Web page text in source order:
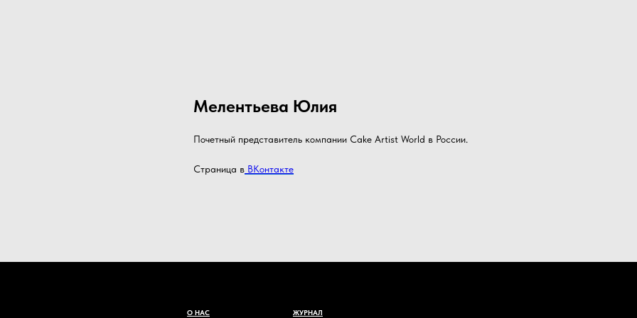
Мелентьева Юлия
Почетный представитель компании Cake Artist World в России.
Страница в ВКонтакте
ЖУРНАЛ
О НАС